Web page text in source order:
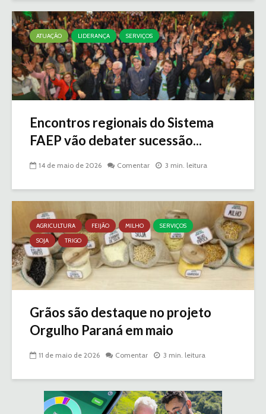
ATUAÇÃO LIDERANÇA SERVIÇOS
Encontros regionais do Sistema
FAEP vão debater sucessão...
14 de maio de 2026 Comentar 3 min. leitura
AGRICULTURA FEIJÃO MILHO
SERVIÇOS
SOJA
TRIGO
Grãos são destaque no projeto
Orgulho Paraná em maio
11 de maio de 2026 Comentar 3 min. leitura